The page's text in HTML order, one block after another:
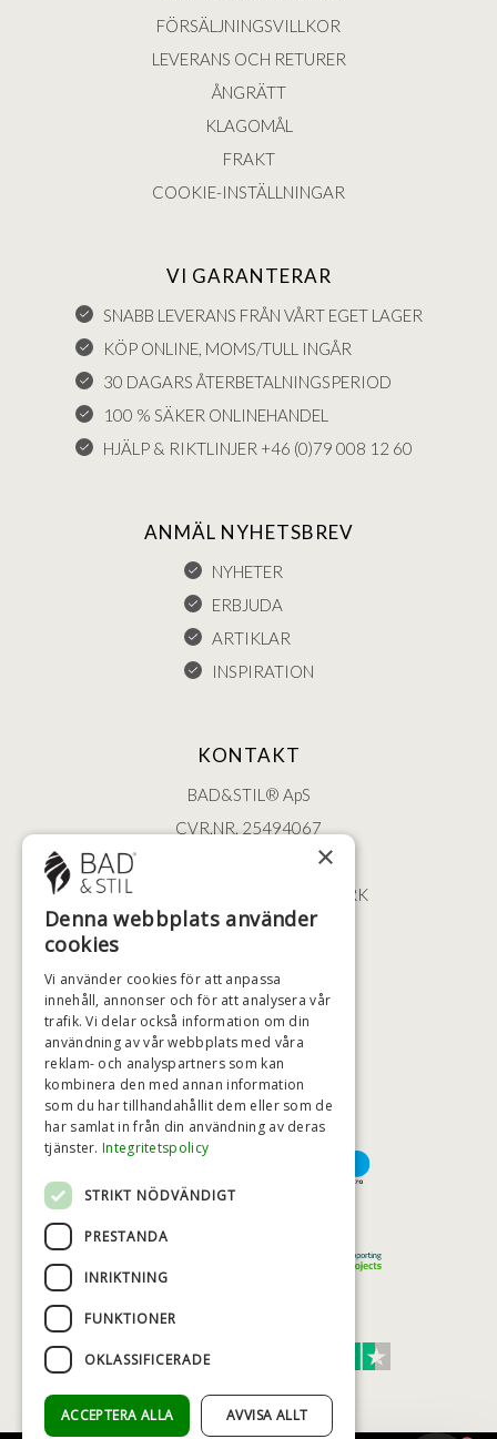
FÖRSÄLJNINGSVILLKOR
LEVERANS OCH RETURER
ÅNGRÄTT
KLAGOMÅL
FRAKT
COOKIE-INSTÄLLNINGAR
VI GARANTERAR
SNABB LEVERANS FRÅN VÅRT EGET LAGER
KÖP ONLINE, MOMS/TULL INGÅR
30 DAGARS ÅTERBETALNINGSPERIOD
100 % SÄKER ONLINEHANDEL
HJÄLP & RIKTLINJER +46 (0)79 008 12 60
ANMÄL NYHETSBREV
NYHETER
ERBJUDA
ARTIKLAR
INSPIRATION
KONTAKT
BAD&STIL® ApS
CVR.NR. 25494067
ØSTERBROGADE 202
2100 KØBENHAVN • DANMARK
+46 (0)79 008 12 60
HÖGSTA KREDITVÄRDIGHET
BETALNINGSALTERNATIV
×
Denna webbplats använder
cookies
Vi använder cookies för att anpassa
innehåll, annonser och för att analysera vår
trafik. Vi delar också information om din
användning av vår webbplats med våra
reklam- och analyspartners som kan
kombinera den med annan information
som du har tillhandahållit dem eller som de
har samlat in från din användning av deras
tjänster. Integritetspolicy
STRIKT NÖDVÄNDIGT
PRESTANDA
INRIKTNING
FUNKTIONER
OKLASSIFICERADE
ACCEPTERA ALLA AVVISA ALLT